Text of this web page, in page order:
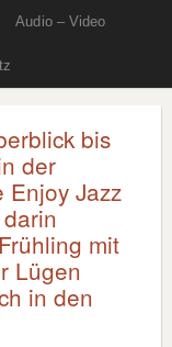
Audio – Video
bis
der
Enjoy Jazz
mit
Lügen
in den